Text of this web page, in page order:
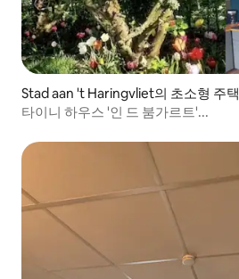
Stad aan 't Haringvliet의 초소형 주택
타이니 하우스 '인 드 붐가르트'...